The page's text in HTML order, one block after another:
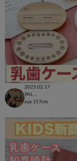
2025.02.17
aya 157cm